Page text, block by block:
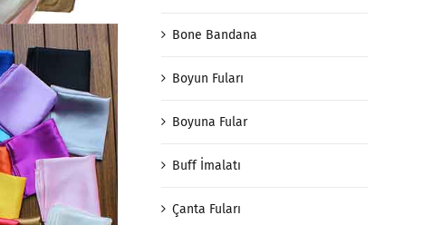
Bone Bandana
Boyun Fuları
Boyuna Fular
Buff İmalatı
Çanta Fuları